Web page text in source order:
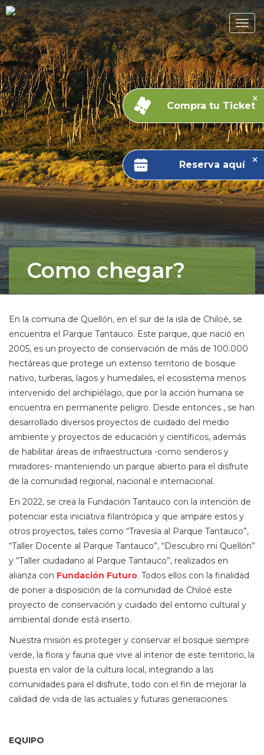
Compra tu Ticket
Reserva aquí
Como chegar?
En la comuna de Quellón, en el sur de la isla de Chiloé, se
encuentra el Parque Tantauco. Este parque, que nació en
2005, es un proyecto de conservación de más de 100.000
hectáreas que protege un extenso territorio de bosque
nativo, turberas, lagos y humedales, el ecosistema menos
intervenido del archipiélago, que por la acción humana se
encuentra en permanente peligro. Desde entonces , se han
desarrollado diversos proyectos de cuidado del medio
ambiente y proyectos de educación y científicos, además
de habilitar áreas de infraestructura -como senderos y
miradores- manteniendo un parque abierto para el disfrute
de la comunidad regional, nacional e internacional.
En 2022, se crea la Fundación Tantauco con la intención de
potenciar esta iniciativa filantrópica y que ampare estos y
otros proyectos, tales como “Travesía al Parque Tantauco”,
“Taller Docente al Parque Tantauco”, “Descubro mi Quellón”
y “Taller ciudadano al Parque Tantauco”, realizados en
alianza con Fundación Futuro. Todos ellos con la finalidad
de poner a disposición de la comunidad de Chiloé este
proyecto de conservación y cuidado del entorno cultural y
ambiental donde está inserto.
Nuestra misión es proteger y conservar el bosque siempre
verde, la flora y fauna que vive al interior de este territorio, la
puesta en valor de la cultura local, integrando a las
comunidades para el disfrute, todo con el fin de mejorar la
calidad de vida de las actuales y futuras generaciones.
EQUIPO